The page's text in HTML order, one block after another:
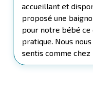
accueillant et
proposé une
pour notre bébé ce
pratique. Nous
sentis comme chez